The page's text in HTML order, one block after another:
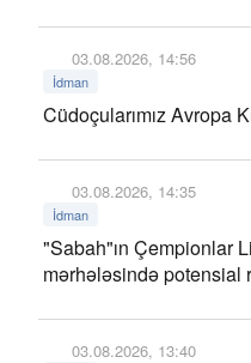
03.08.2026, 14:56
İdman
Cüdoçularımız Avropa
03.08.2026, 14:35
İdman
"Sabah"ın Çempionlar
mərhələsində
03.08.2026, 13:40